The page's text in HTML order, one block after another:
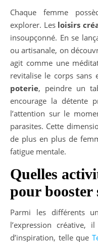
Chaque femme
explorer. Les loisirs
insoupçonné. En se
ou artisanale, on
agit comme une
revitalise le corps sans
poterie, peindre un
encourage la détente
l’attention sur le
parasites. Cette
de plus en plus de
fatigue mentale.
Quelles
pour booster
Parmi les différents
l’expression créative,
d’inspiration, telle que